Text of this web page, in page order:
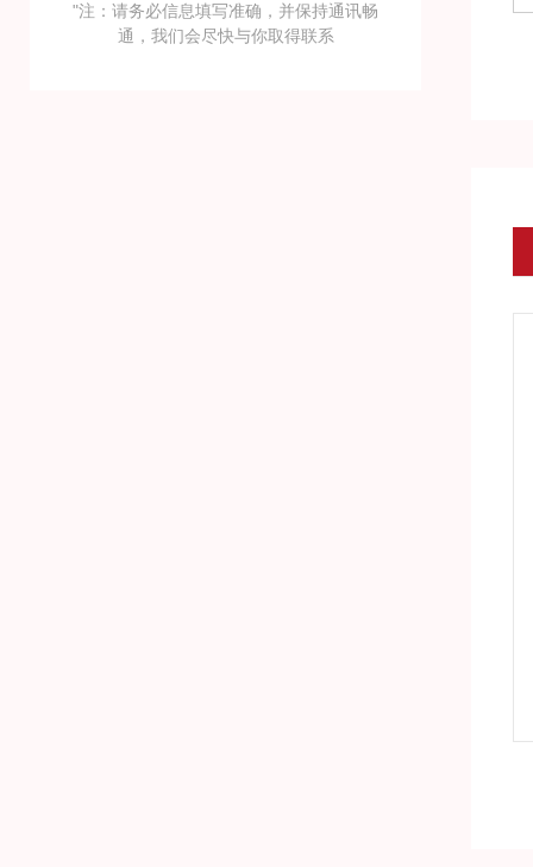
"注：请务必信息填写准确，并保持通讯畅
通，我们会尽快与你取得联系